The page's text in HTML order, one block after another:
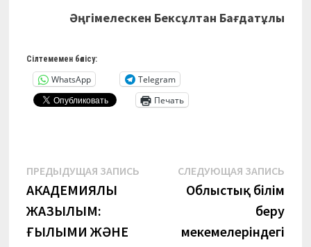
Әңгімелескен Бексұлтан Бағдатұлы
Сілтемемен бөлісу:
WhatsApp
Telegram
Печать
Навигация
по
записям
ПРЕДЫДУЩАЯ ЗАПИСЬПредыдущая
АКАДЕМИЯЛЫҚ
ЖАЗЫЛЫМ:
ҒЫЛЫМИ ЖӘНЕ
СЛЕДУЮЩАЯ ЗАПИСЬ
Облыстық білім
беру
мекемелеріндегі